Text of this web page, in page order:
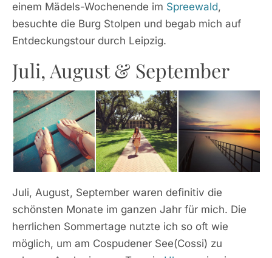
einem Mädels-Wochenende im Spreewald,
besuchte die Burg Stolpen und begab mich auf
Entdeckungstour durch Leipzig.
Juli, August & September
Juli, August, September waren definitiv die
schönsten Monate im ganzen Jahr für mich. Die
herrlichen Sommertage nutzte ich so oft wie
möglich, um am Cospudener See(Cossi) zu